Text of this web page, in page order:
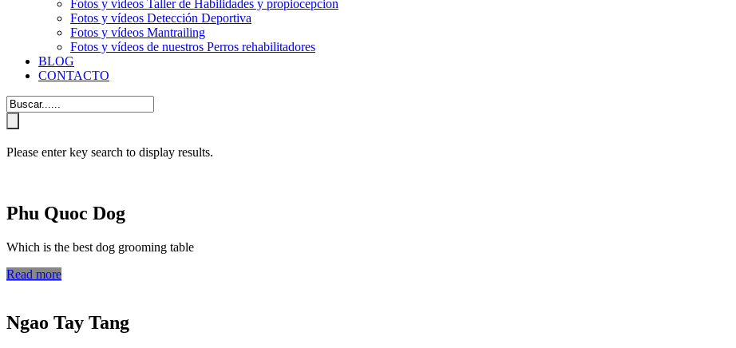
Fotos y vídeos Taller de Habilidades y propiocepcion
Fotos y vídeos Detección Deportiva
Fotos y vídeos Mantrailing
Fotos y vídeos de nuestros Perros rehabilitadores
BLOG
CONTACTO
Please enter key search to display results.
Phu Quoc Dog
Which is the best dog grooming table
Read more
Ngao Tay Tang